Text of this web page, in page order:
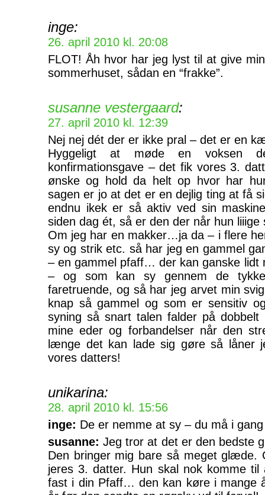
inge:
26. april 2010 kl. 20:08
FLOT! Åh hvor har jeg lyst til at give
sommerhuset, sådan en “frakke”.
susanne vestergaard:
27. april 2010 kl. 12:39
Nej nej dét der er ikke pral – det er en
Hyggeligt at møde en voksen
konfirmationsgave – det fik vores 3.
ønske og hold da helt op hvor har
sagen er jo at det er en dejlig ting at få
endnu ikek er så aktiv ved sin
siden dag ét, så er den der når hun liiige
Om jeg har en makker…ja da – i flere
sy og strik etc. så har jeg en gammel
– en gammel pfaff… der kan ganske lidt
– og som kan sy gennem de
faretruende, og så har jeg arvet min
knap så gammel og som er sensitiv
syning så snart talen falder på
mine eder og forbandelser når den
længe det kan lade sig gøre så låner
vores datters!
unikarina:
28. april 2010 kl. 15:56
inge: De er nemme at sy – du må i
susanne: Jeg tror at det er den bedste
Den bringer mig bare så meget glæde.
jeres 3. datter. Hun skal nok komme
fast i din Pfaff… den kan køre i mange